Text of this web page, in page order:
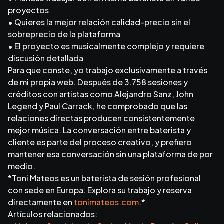
proyectos
• Quieres la mejor relación calidad-precio sin el
sobreprecio de la plataforma
• El proyecto es musicalmente complejo y requiere
discusión detallada
Para que conste, yo trabajo exclusivamente a través
de mi propia web. Después de 3.758 sesiones y
créditos con artistas como Alejandro Sanz, John
Legend y Paul Carrack, he comprobado que las
relaciones directas producen consistentemente
mejor música. La conversación entre baterista y
cliente es parte del proceso creativo, y prefiero
mantener esa conversación sin una plataforma de por
medio.
*Toni Mateos es un baterista de sesión profesional
con sede en Europa. Explora su trabajo y reserva
directamente en tonimateos.com.*
Artículos relacionados: